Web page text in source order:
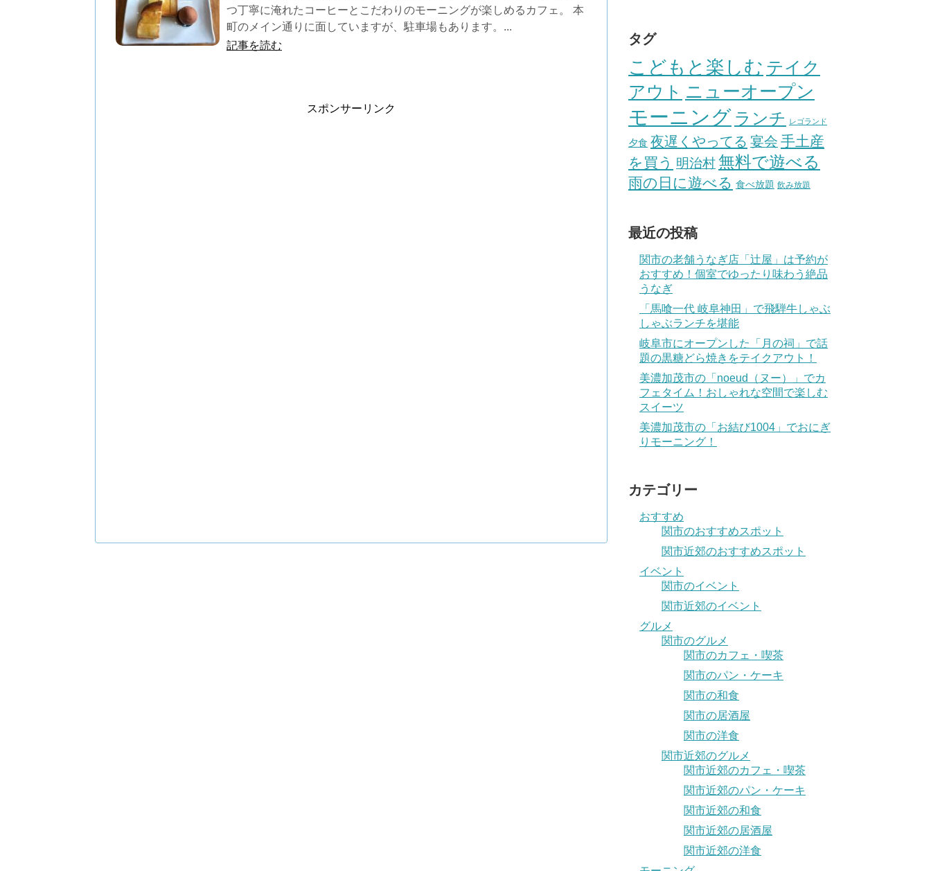
つ丁寧に淹れたコーヒーとこだわりのモーニングが楽しめるカフェ。 本
町のメイン通りに面していますが、駐車場もあります。...
記事を読む
スポンサーリンク
タグ
こどもと楽しむ テイク
アウト ニューオープン
モーニング ランチ レゴランド
夕食 夜遅くやってる 宴会 手土産
を買う 明治村無料で遊べる
雨の日に遊べる 食べ放題 飲み放題
最近の投稿
関市の老舗うなぎ店「辻屋」は予約が
おすすめ！個室でゆったり味わう絶品
うなぎ
「馬喰一代 岐阜神田」で飛騨牛しゃぶ
しゃぶランチを堪能
岐阜市にオープンした「月の祠」で話
題の黒糖どら焼きをテイクアウト！
美濃加茂市の「noeud（ヌー）」でカ
フェタイム！おしゃれな空間で楽しむ
スイーツ
美濃加茂市の「お結び1004」でおにぎ
りモーニング！
カテゴリー
おすすめ
関市のおすすめスポット
関市近郊のおすすめスポット
イベント
関市のイベント
関市近郊のイベント
グルメ
関市のグルメ
関市のカフェ・喫茶
関市のパン・ケーキ
関市の和食
関市の居酒屋
関市の洋食
関市近郊のグルメ
関市近郊のカフェ・喫茶
関市近郊のパン・ケーキ
関市近郊の和食
関市近郊の居酒屋
関市近郊の洋食